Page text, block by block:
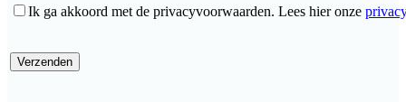
Ik ga akkoord met de privacyvoorwaarden. Lees hier onze